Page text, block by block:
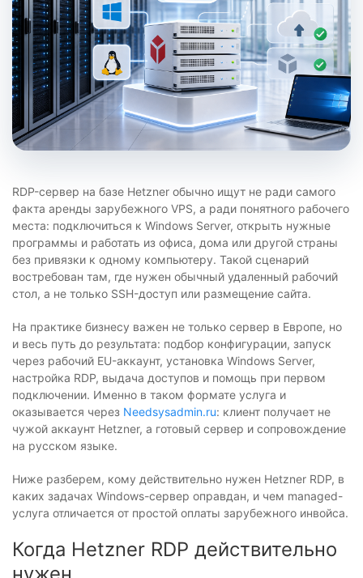
RDP-сервер на базе Hetzner обычно ищут не ради самого
факта аренды зарубежного VPS, а ради понятного рабочего
места: подключиться к Windows Server, открыть нужные
программы и работать из офиса, дома или другой страны
без привязки к одному компьютеру. Такой сценарий
востребован там, где нужен обычный удаленный рабочий
стол, а не только SSH-доступ или размещение сайта.
На практике бизнесу важен не только сервер в Европе, но
и весь путь до результата: подбор конфигурации, запуск
через рабочий EU-аккаунт, установка Windows Server,
настройка RDP, выдача доступов и помощь при первом
подключении. Именно в таком формате услуга и
оказывается через Needsysadmin.ru: клиент получает не
чужой аккаунт Hetzner, а готовый сервер и сопровождение
на русском языке.
Ниже разберем, кому действительно нужен Hetzner RDP, в
каких задачах Windows-сервер оправдан, и чем managed-
услуга отличается от простой оплаты зарубежного инвойса.
Когда Hetzner RDP действительно